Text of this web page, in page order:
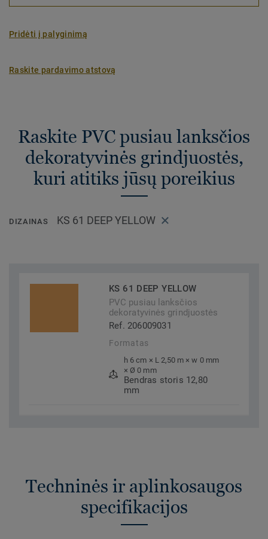
Pridėti į palyginimą
Raskite pardavimo atstovą
Raskite PVC pusiau lanksčios
dekoratyvinės grindjuostės,
kuri atitiks jūsų poreikius
DIZAINAS KS 61 DEEP YELLOW
KS 61 DEEP YELLOW
PVC pusiau lanksčios
dekoratyvinės grindjuostės
Ref. 206009031
Formatas
h 6 cm × L 2,50 m × w 0 mm
× Ø 0 mm
Bendras storis 12,80
mm
Techninės ir aplinkosaugos
specifikacijos